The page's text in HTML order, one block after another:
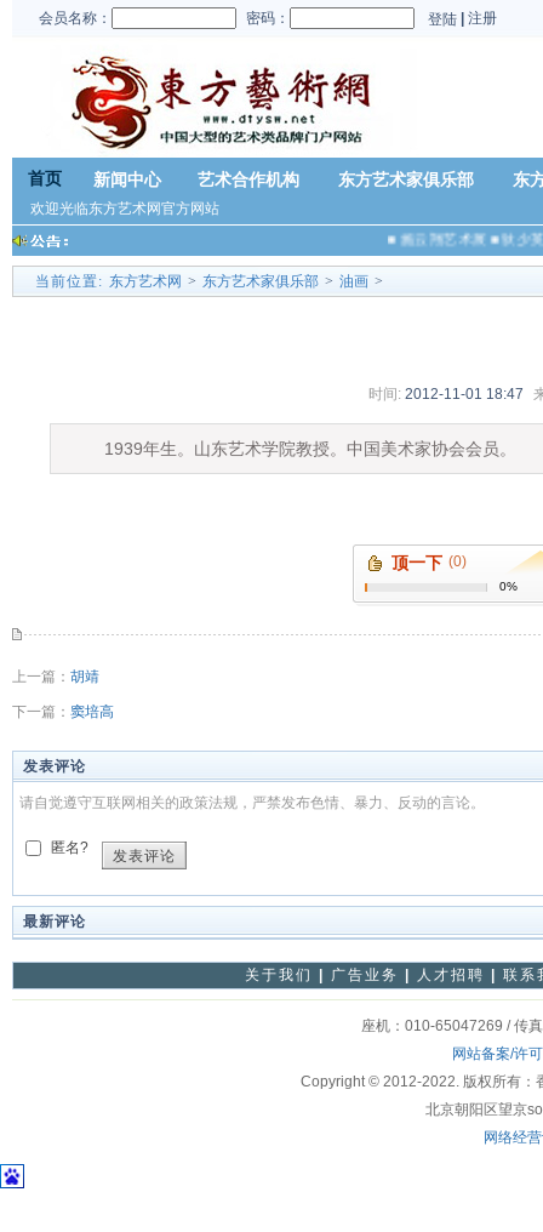
会员名称： 密码： 登陆| 注册
首页 新闻中心 艺术合作机构 东方艺术家俱乐部 东
欢迎光临东方艺术网官方网站
■ 施云翔艺术展 ■ 狄少英
当前位置: 东方艺术网 > 东方艺术家俱乐部 > 油画 >
时间: 2012-11-01 18:47
1939年生。山东艺术学院教授。中国美术家协会会员。
顶一下 (0)
0%
上一篇： 胡靖
下一篇： 窦培高
发表评论
请自觉遵守互联网相关的政策法规，严禁发布色情、暴力、反动的言论。
匿名?
发表评论
最新评论
关于我们 广告业务 人才招聘 联系
座机：010-65047269 / 传
网站备案/许
Copyright © 2012-2022. 版权所有：
北京朝阳区望京
网络经